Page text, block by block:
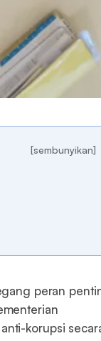
[sembunyikan]
peran
korupsi